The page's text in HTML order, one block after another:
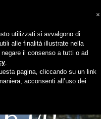
Image
13 at
×
utilizzati si avvalgono di
alle finalità illustrate nella
il consenso a tutti o ad
pagina, cliccando su un link
acconsenti all’uso dei